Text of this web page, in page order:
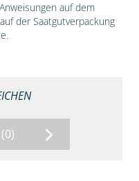
auf dem
der Saatgutverpackung
(0)